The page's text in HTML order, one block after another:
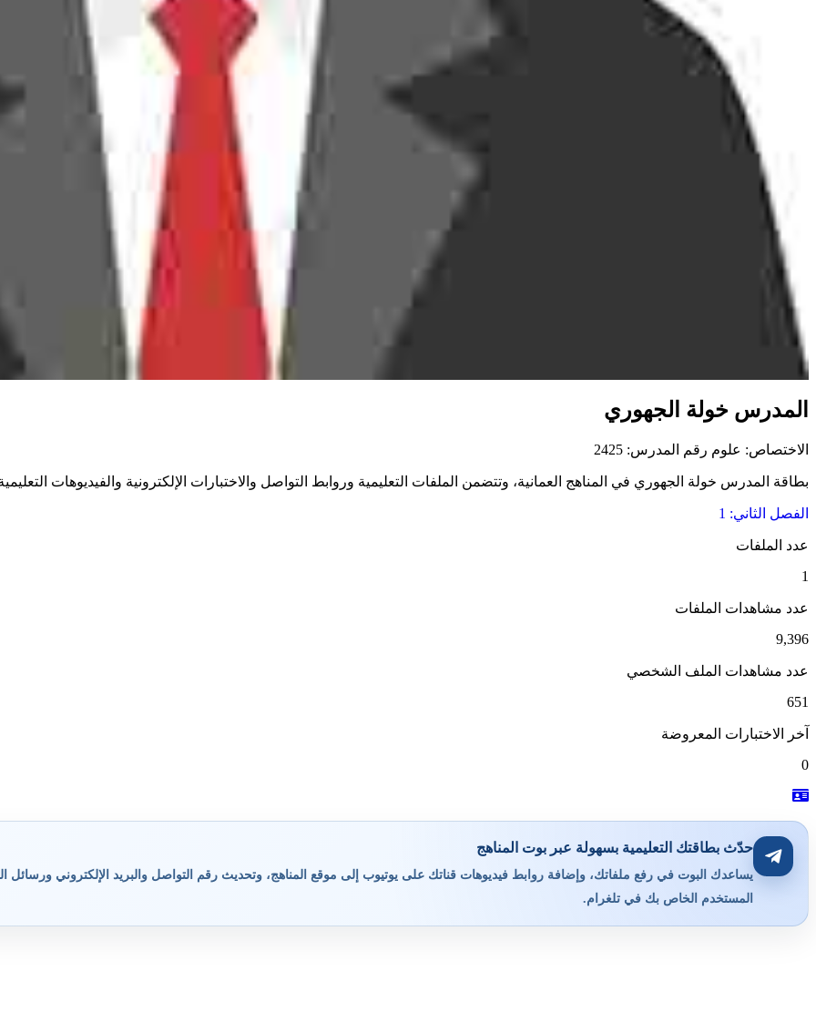
المدرس خولة الجهوري
الاختصاص: علوم رقم المدرس: 2425
بطاقة المدرس خولة الجهوري في المناهج العمانية، وتتضمن الملفات التعليمية وروابط التواصل والاختبارات الإلكترونية والفيديوهات
الفصل الثاني: 1
عدد الملفات
1
عدد مشاهدات الملفات
9,396
عدد مشاهدات الملف الشخصي
651
آخر الاختبارات المعروضة
0
حدّث بطاقتك التعليمية بسهولة عبر بوت المناهج
يساعدك البوت في رفع ملفاتك، وإضافة روابط فيديوهات قناتك على يوتيوب إلى موقع المناهج، وتحديث رقم التواصل والبريد الإلكتروني ورسائل
المستخدم الخاص بك في تلغرام.